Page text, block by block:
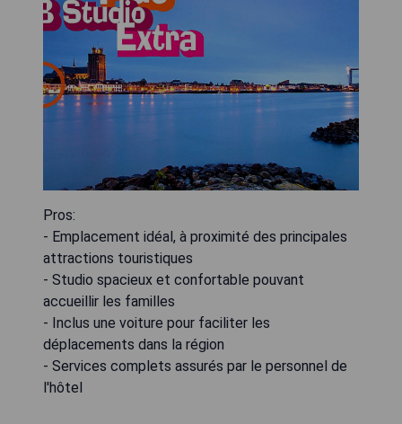
Pros:
- Emplacement idéal, à proximité des principales
attractions touristiques
- Studio spacieux et confortable pouvant
accueillir les familles
- Inclus une voiture pour faciliter les
déplacements dans la région
- Services complets assurés par le personnel de
l'hôtel